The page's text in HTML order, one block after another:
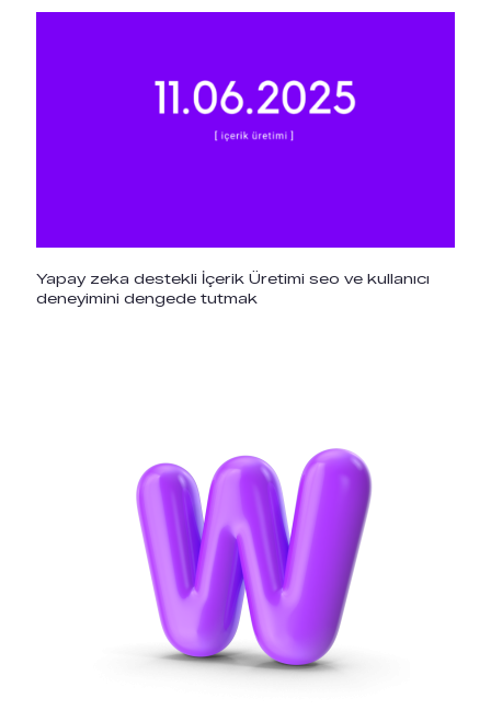
Yapay zeka destekli İçerik Üretimi seo ve kullanıcı
deneyimini dengede tutmak